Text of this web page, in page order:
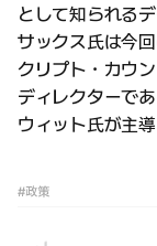
として知られるデ
サックス氏は今
クリプト・カウ
ディレクターで
ウィット氏が主
#政策